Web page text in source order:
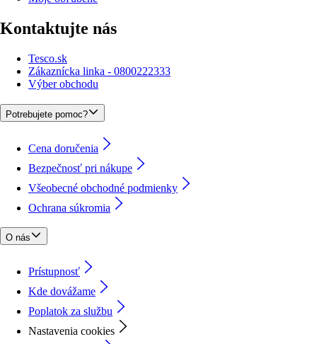
Kontaktujte nás
Tesco.sk
Zákaznícka linka - 0800222333
Výber obchodu
Potrebujete pomoc?
Cena doručenia
Bezpečnosť pri nákupe
Všeobecné obchodné podmienky
Ochrana súkromia
O nás
Prístupnosť
Kde dovážame
Poplatok za službu
Nastavenia cookies